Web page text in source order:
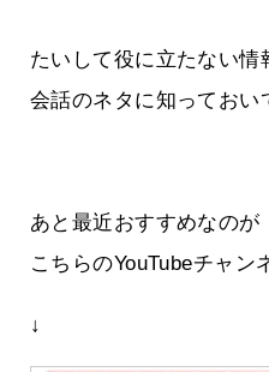
たいして役に立たない情
会話のネタに知っておい
あと最近おすすめなのが
こちらのYouTubeチャン
↓